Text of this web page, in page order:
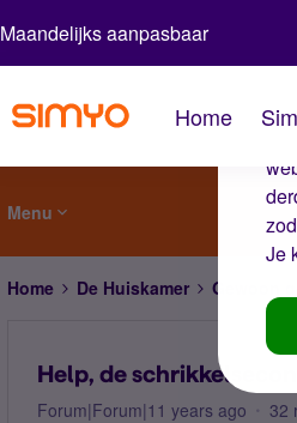
Je
Maandelijks aanpasbaar
Home
Menu
Home De Huiskamer Gewoon
Help, de
Forum|Forum|11 years ago 32